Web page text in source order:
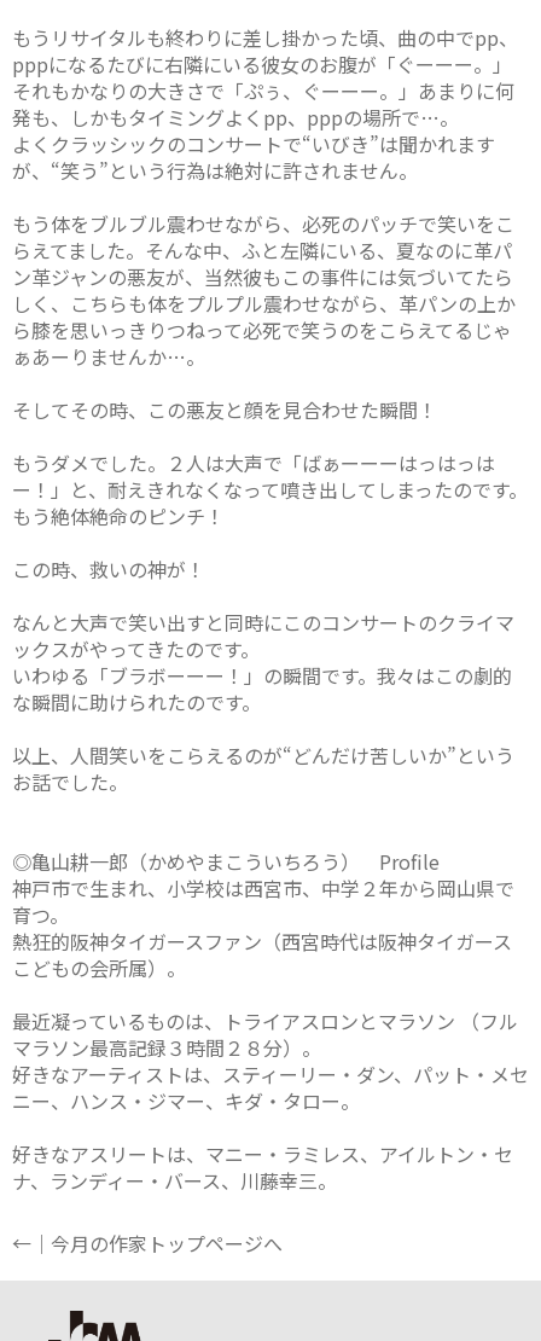
もうリサイタルも終わりに差し掛かった頃、曲の中でpp、
pppになるたびに右隣にいる彼女のお腹が「ぐーーー。」
それもかなりの大きさで「ぷぅ、ぐーーー。」あまりに何
発も、しかもタイミングよくpp、pppの場所で…。
よくクラッシックのコンサートで“いびき”は聞かれます
が、“笑う”という行為は絶対に許されません。
もう体をブルブル震わせながら、必死のパッチで笑いをこ
らえてました。そんな中、ふと左隣にいる、夏なのに革パ
ン革ジャンの悪友が、当然彼もこの事件には気づいてたら
しく、こちらも体をプルプル震わせながら、革パンの上か
ら膝を思いっきりつねって必死で笑うのをこらえてるじゃ
ぁあーりませんか…。
そしてその時、この悪友と顔を見合わせた瞬間！
もうダメでした。２人は大声で「ばぁーーーはっはっは
ー！」と、耐えきれなくなって噴き出してしまったのです。
もう絶体絶命のピンチ！
この時、救いの神が！
なんと大声で笑い出すと同時にこのコンサートのクライマ
ックスがやってきたのです。
いわゆる「ブラボーーー！」の瞬間です。我々はこの劇的
な瞬間に助けられたのです。
以上、人間笑いをこらえるのが“どんだけ苦しいか”という
お話でした。
◎亀山耕一郎（かめやまこういちろう） Profile
神戸市で生まれ、小学校は西宮市、中学２年から岡山県で
育つ。
熱狂的阪神タイガースファン（西宮時代は阪神タイガース
こどもの会所属）。
最近凝っているものは、トライアスロンとマラソン （フル
マラソン最高記録３時間２８分）。
好きなアーティストは、スティーリー・ダン、パット・メセ
ニー、ハンス・ジマー、キダ・タロー。
好きなアスリートは、マニー・ラミレス、アイルトン・セ
ナ、ランディー・バース、川藤幸三。
←｜今月の作家トップページへ